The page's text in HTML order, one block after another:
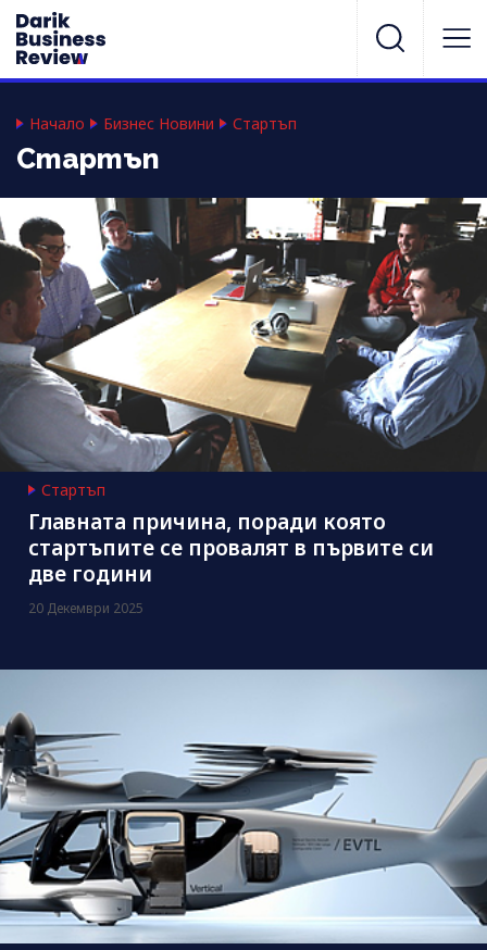
Начало Бизнес Новини Стартъп
Стартъп
Стартъп
Главната причина, поради която
стартъпите се провалят в първите си
две години
20 Декември 2025